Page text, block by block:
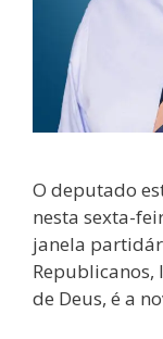
O deputado
nesta sexta-
janela
Republicanos,
de Deus, é a